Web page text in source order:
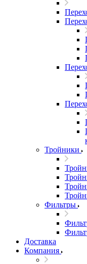
Тройники
Фильтры
Доставка
Компания